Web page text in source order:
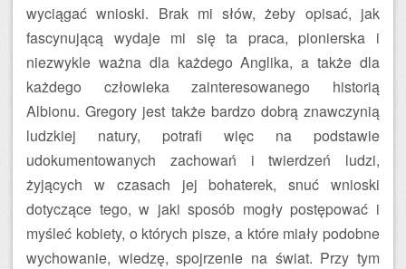
wyciągać wnioski. Brak mi słów, żeby opisać, jak
fascynującą wydaje mi się ta praca, pionierska i
niezwykle ważna dla każdego Anglika, a także dla
każdego człowieka zainteresowanego historią
Albionu. Gregory jest także bardzo dobrą znawczynią
ludzkiej natury, potrafi więc na podstawie
udokumentowanych zachowań i twierdzeń ludzi,
żyjących w czasach jej bohaterek, snuć wnioski
dotyczące tego, w jaki sposób mogły postępować i
myśleć kobiety, o których pisze, a które miały podobne
wychowanie, wiedzę, spojrzenie na świat. Przy tym